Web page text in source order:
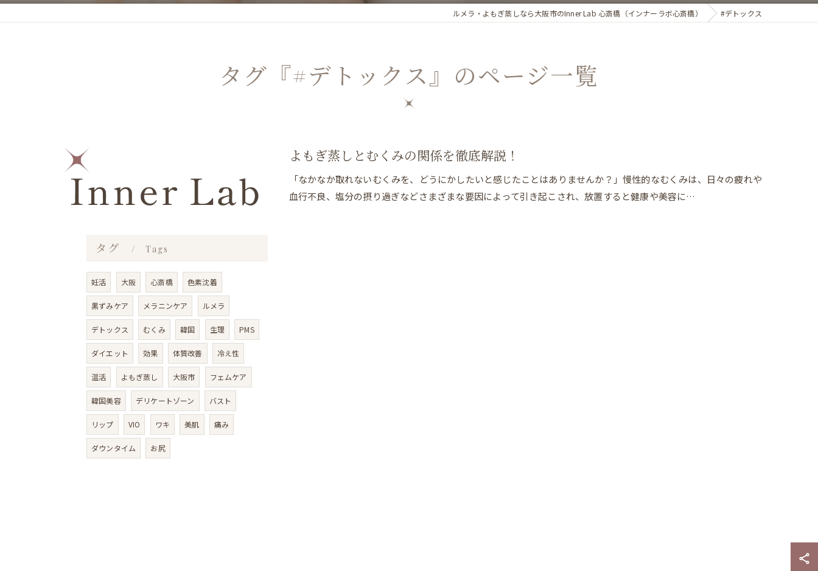
ルメラ・よもぎ蒸しなら大阪市のInner Lab 心斎橋（インナーラボ心斎橋） #デトックス
タグ『#デトックス』のページ一覧
よもぎ蒸しとむくみの関係を徹底解説！
「なかなか取れないむくみを、どうにかしたいと感じたことはありませんか？」慢性的なむくみは、日々の疲れや
血行不良、塩分の摂り過ぎなどさまざまな要因によって引き起こされ、放置すると健康や美容に…
タグ Tags
妊活 大阪 心斎橋 色素沈着
黒ずみケア メラニンケア ルメラ
デトックス むくみ 韓国 生理 PMS
ダイエット 効果 体質改善 冷え性
温活 よもぎ蒸し 大阪市 フェムケア
韓国美容 デリケートゾーン バスト
リップ VIO ワキ 美肌 痛み
ダウンタイム お尻